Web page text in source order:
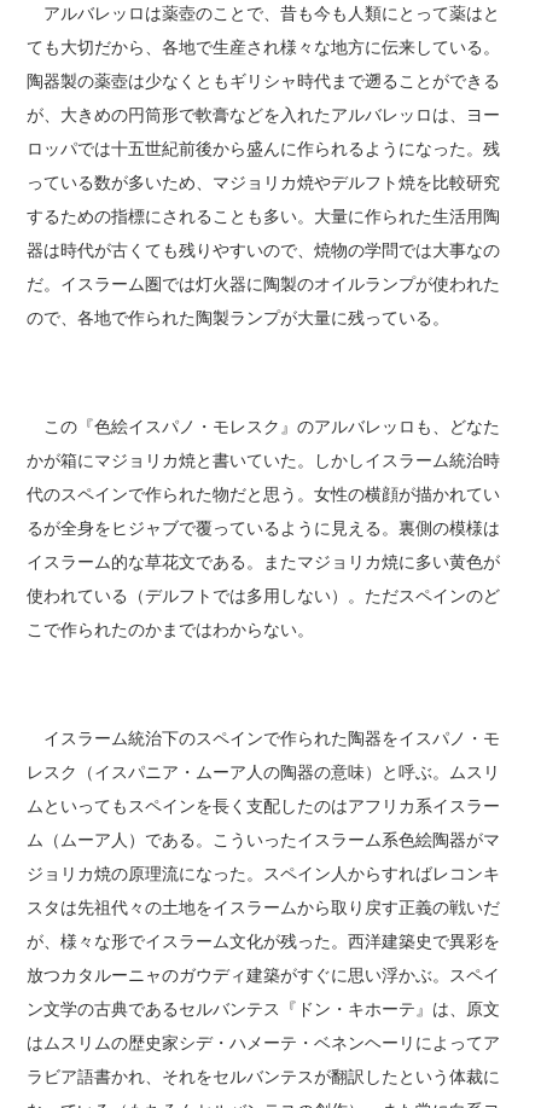
アルバレッロは薬壺のことで、昔も今も人類にとって薬はと
ても大切だから、各地で生産され様々な地方に伝来している。
陶器製の薬壺は少なくともギリシャ時代まで遡ることができる
が、大きめの円筒形で軟膏などを入れたアルバレッロは、ヨー
ロッパでは十五世紀前後から盛んに作られるようになった。残
っている数が多いため、マジョリカ焼やデルフト焼を比較研究
するための指標にされることも多い。大量に作られた生活用陶
器は時代が古くても残りやすいので、焼物の学問では大事なの
だ。イスラーム圏では灯火器に陶製のオイルランプが使われた
ので、各地で作られた陶製ランプが大量に残っている。
この『色絵イスパノ・モレスク』のアルバレッロも、どなた
かが箱にマジョリカ焼と書いていた。しかしイスラーム統治時
代のスペインで作られた物だと思う。女性の横顔が描かれてい
るが全身をヒジャブで覆っているように見える。裏側の模様は
イスラーム的な草花文である。またマジョリカ焼に多い黄色が
使われている（デルフトでは多用しない）。ただスペインのど
こで作られたのかまではわからない。
イスラーム統治下のスペインで作られた陶器をイスパノ・モ
レスク（イスパニア・ムーア人の陶器の意味）と呼ぶ。ムスリ
ムといってもスペインを長く支配したのはアフリカ系イスラー
ム（ムーア人）である。こういったイスラーム系色絵陶器がマ
ジョリカ焼の原理流になった。スペイン人からすればレコンキ
スタは先祖代々の土地をイスラームから取り戻す正義の戦いだ
が、様々な形でイスラーム文化が残った。西洋建築史で異彩を
放つカタルーニャのガウディ建築がすぐに思い浮かぶ。スペイ
ン文学の古典であるセルバンテス『ドン・キホーテ』は、原文
はムスリムの歴史家シデ・ハメーテ・ベネンヘーリによってア
ラビア語書かれ、それをセルバンテスが翻訳したという体裁に